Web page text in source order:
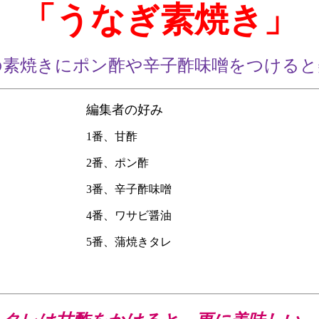
「うなぎ素焼き」
焼きにポン酢や辛子酢味噌をつける
編集者の好み
1番、甘酢
2番、ポン酢
3番、辛子酢味噌
4番、ワサビ醤油
5番、蒲焼きタレ